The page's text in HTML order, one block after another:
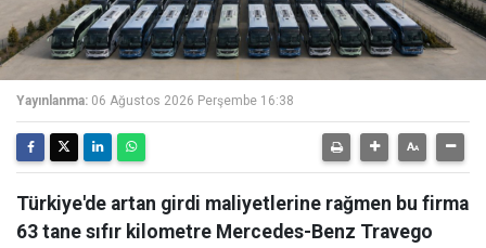
Yayınlanma: 06 Ağustos 2026 Perşembe 16:38
Türkiye'de artan girdi maliyetlerine rağmen bu firma
63 tane sıfır kilometre Mercedes-Benz Travego